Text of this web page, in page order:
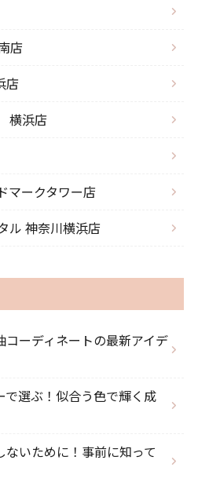
店
店
横浜店
マークタワー店
ル 神奈川横浜店
ーディネートの最新アイデ
選ぶ！似合う色で輝く成
いために！事前に知って